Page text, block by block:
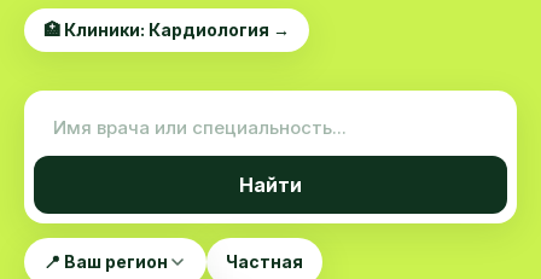
🏥 Клиники: Кардиология →
Найти
📍 Ваш регион Частная